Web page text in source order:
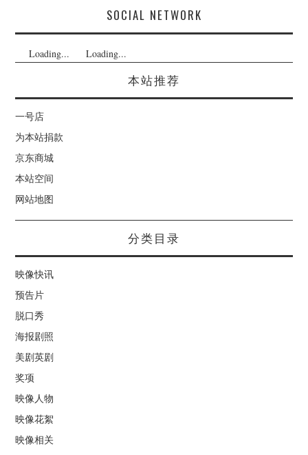
SOCIAL NETWORK
Loading... Loading...
本站推荐
一号店
为本站捐款
京东商城
本站空间
网站地图
分类目录
映像快讯
预告片
脱口秀
海报剧照
美剧英剧
奖项
映像人物
映像花絮
映像相关